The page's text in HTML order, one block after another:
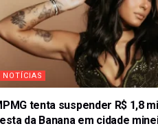
NOTÍCIAS
tenta suspender R$ 1,8
da Banana em cidade